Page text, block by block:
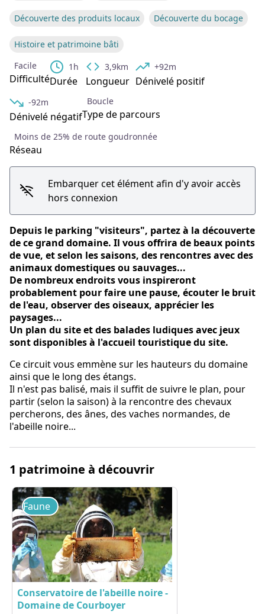
Découverte des produits locaux Découverte du bocage
Histoire et patrimoine bâti
Facile
Difficulté
1h
Durée
3,9km
Longueur
+92m
Dénivelé positif
-92m
Dénivelé négatif
Boucle
Type de parcours
Moins de 25% de route goudronnée
Réseau
Embarquer cet élément afin d'y avoir accès
hors connexion
Depuis le parking "visiteurs", partez à la découverte
de ce grand domaine. Il vous offrira de beaux points
de vue, et selon les saisons, des rencontres avec des
animaux domestiques ou sauvages...
De nombreux endroits vous inspireront
probablement pour faire une pause, écouter le bruit
de l'eau, observer des oiseaux, apprécier les
paysages...
Un plan du site et des balades ludiques avec jeux
sont disponibles à l'accueil touristique du site.
Ce circuit vous emmène sur les hauteurs du domaine
ainsi que le long des étangs.
Il n'est pas balisé, mais il suffit de suivre le plan, pour
partir (selon la saison) à la rencontre des chevaux
percherons, des ânes, des vaches normandes, de
l'abeille noire...
1 patrimoine à découvrir
Faune
Conservatoire de l'abeille noire -
Domaine de Courboyer